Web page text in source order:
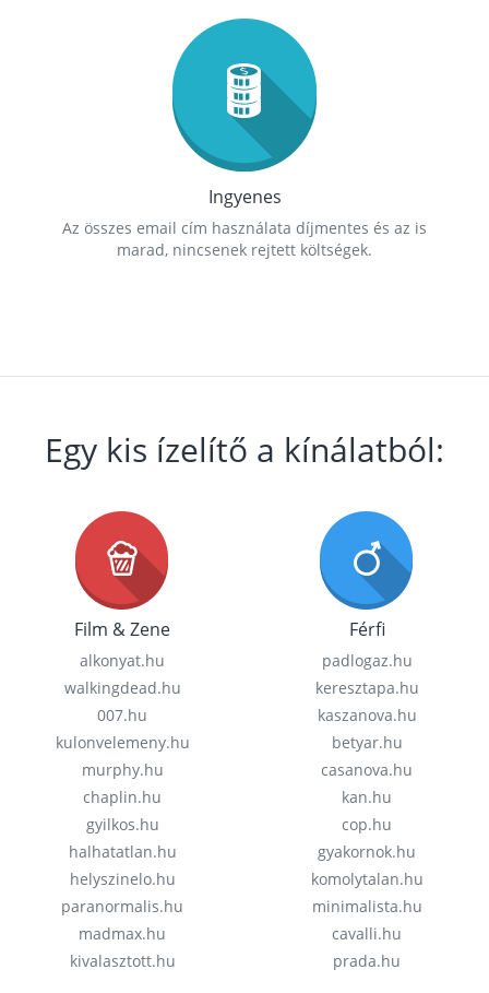
Ingyenes
Az összes email cím használata díjmentes és az is
marad, nincsenek rejtett költségek.
Egy kis ízelítő a kínálatból:
Film & Zene
alkonyat.hu
walkingdead.hu
007.hu
kulonvelemeny.hu
murphy.hu
chaplin.hu
gyilkos.hu
halhatatlan.hu
helyszinelo.hu
paranormalis.hu
madmax.hu
kivalasztott.hu
Férfi
padlogaz.hu
keresztapa.hu
kaszanova.hu
betyar.hu
casanova.hu
kan.hu
cop.hu
gyakornok.hu
komolytalan.hu
minimalista.hu
cavalli.hu
prada.hu